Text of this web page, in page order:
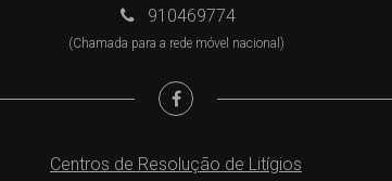
910469774
(Chamada para a rede móvel nacional)
Centros de Resolução de Litígios